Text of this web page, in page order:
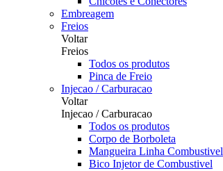
Embreagem
Freios
Voltar
Freios
Todos os produtos
Pinca de Freio
Injecao / Carburacao
Voltar
Injecao / Carburacao
Todos os produtos
Corpo de Borboleta
Mangueira Linha Combustivel
Bico Injetor de Combustivel